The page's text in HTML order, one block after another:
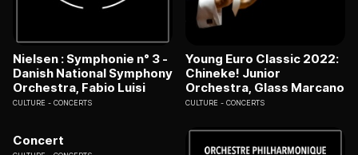
Nielsen : Symphonie n° 3 -
Danish National Symphony
Orchestra, Fabio Luisi
CULTURE CONCERTS
Young Euro Classic 2022:
Chineke! Junior
Orchestra, Glass Marcano
CULTURE CONCERTS
Concert